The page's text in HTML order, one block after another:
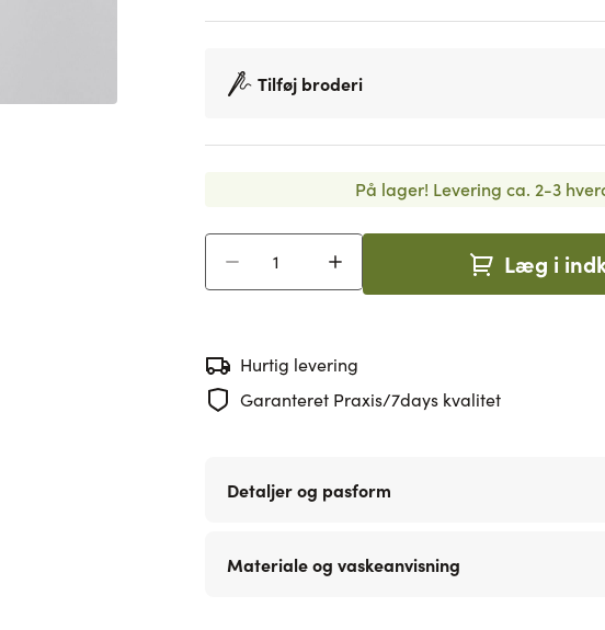
Tilføj broderi
På lager! Levering ca. 2-3
Læg i
Hurtig levering
Garanteret Praxis/7days kvalitet
Detaljer og pasform
Materiale og vaskeanvisning